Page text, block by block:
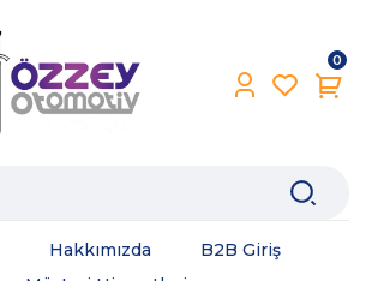
0
Hakkımızda
B2B Giriş